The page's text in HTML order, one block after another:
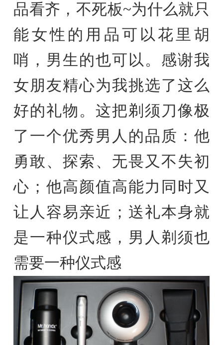
品看齐，不死板~为什么就只
能女性的用品可以花里胡
哨，男生的也可以。感谢我
女朋友精心为我挑选了这么
好的礼物。这把剃须刀像极
了一个优秀男人的品质：他
勇敢、探索、无畏又不失初
心；他高颜值高能力同时又
让人容易亲近；送礼本身就
是一种仪式感，男人剃须也
需要一种仪式感